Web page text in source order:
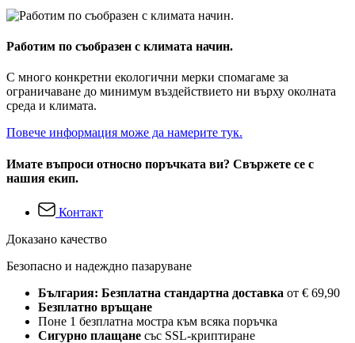
Работим по съобразен с климата начин.
С много конкретни екологични мерки спомагаме за
ограничаване до минимум въздействието ни върху околната
среда и климата.
Повече информация може да намерите тук.
Имате въпроси относно поръчката ви? Свържете се с
нашия екип.
Контакт
Доказано качество
Безопасно и надеждно пазаруване
България: Безплатна стандартна доставка от € 69,90
Безплатно връщане
Поне 1 безплатна мостра към всяка поръчка
Сигурно плащане със SSL-криптиране